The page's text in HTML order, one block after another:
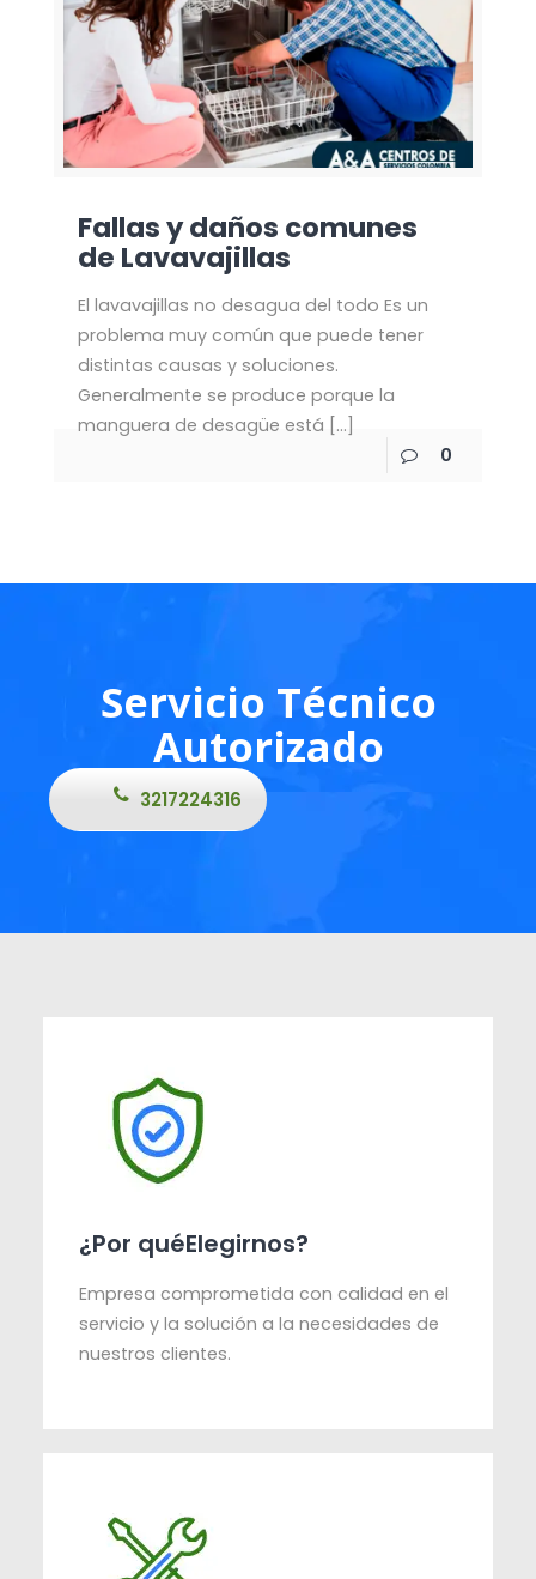
Fallas y daños comunes
de Lavavajillas
El lavavajillas no desagua del todo Es un
problema muy común que puede tener
distintas causas y soluciones.
Generalmente se produce porque la
manguera de desagüe está […]
0
Servicio Técnico
Autorizado
3217224316
¿Por quéElegirnos?
Empresa comprometida con calidad en el
servicio y la solución a la necesidades de
nuestros clientes.